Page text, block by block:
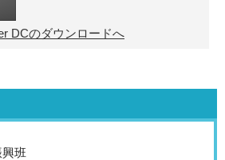
DCのダウンロードへ
班